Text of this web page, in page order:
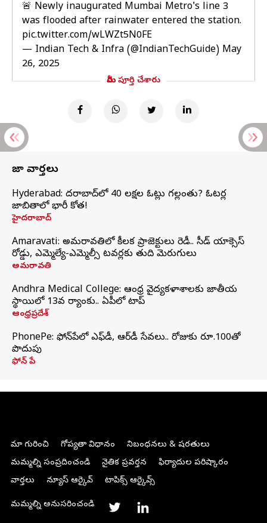
🚨 Newly inaugurated Mumbai Metro's line 3
was flooded after rainwater entered the station.
pic.twitter.com/wLWZt5N0FE
— Indian Tech & Infra (@IndianTechGuide) May
26, 2025
మీరు పూర్తి చేశారు
తాజా వార్తలు
Hyderabad: హైదరాబాద్‌లో 40 లక్షల ఓట్లు గల్లంతు? ఓటర్ల
జాబితాలో భారీ కోత!
హైదరాబాద్
Amaravati: అమరావతిలో కీలక ప్రాజెక్టులు రెడీ.. సీడ్‌ యాక్సెస్‌
రోడ్డు, ఎమ్మెల్యే-ఎమ్మెల్సీ టవర్లకు తుది మెరుగులు
అమరావతి
Andhra Medical College: ఆంధ్ర వైద్యకళాశాలకు జాతీయ
స్థాయిలో 13వ ర్యాంకు.. ఏపీలో టాప్
ఆంధ్రప్రదేశ్
PhonePe: ఫోన్‌పేలో ఎఫ్‌డీ, ఆర్‌డీ సేవలు.. రోజుకు రూ.100తో
పొదుపు
ఫోన్‌ పే
మా గురించి గోప్యతా విధానం
నిబంధనలు & షరతులు
మమ్మల్ని సంప్రదించండి
నైతిక ప్రవర్తన
ఫిర్యాదుల పరిష్కారం
వార్తలు
న్యూస్ ఆర్కైవ్ టాపిక్స్ ఆర్కైవ్స్
మమ్మల్ని అనుసరించండి